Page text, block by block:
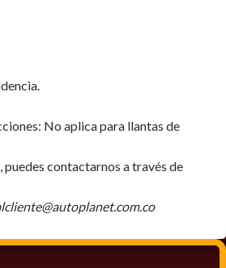
No aplica para llantas de
puedes contactarnos a través de